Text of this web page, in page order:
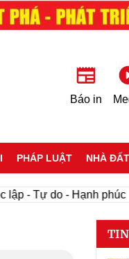
Báo in
PHÁP LUẬT NHÀ ĐẤT
Tự do - Hạnh phúc